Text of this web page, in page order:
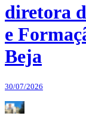
diretora
e
Beja
30/07/2026